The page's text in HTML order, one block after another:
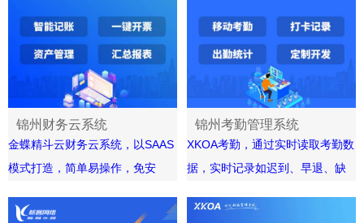
灵活的接入方式：企业网盘系统
提供多种接入方式，用户可以随
时随地访问和管理自己的文件，
提高工作的灵活性和便捷性。
车辆管理更简单、更高效。
锦州财务云系统
金蝶精斗云财务云系统，以SAAS
模式打造，简单易操作，免安
高效率，为小微企业打开新的财
锦州考勤管理系统
XKOA考勤，通过实时读取考勤数
据，实时记录如迟到、早退、缺